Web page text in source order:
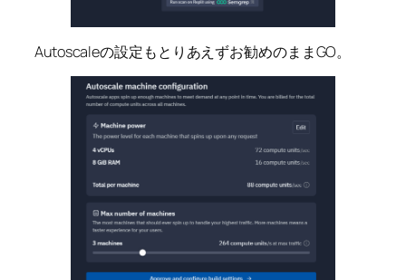
Autoscaleの設定もとりあえずお勧めのままGO。